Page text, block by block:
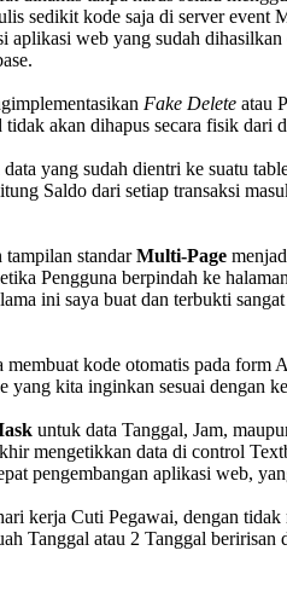
sedikit kode saja di server
aplikasi web yang sudah
Fake Delete atau
akan dihapus secara fisik dari
yang sudah dientri ke suatu
Saldo dari setiap transaksi
standarMulti-Page
Pengguna berpindah ke
ini saya buat dan terbukti
kode otomatis pada
kita inginkan sesuai dengan
untuk data Tanggal, Jam,
mengetikkan data di control
pengembangan aplikasi web,
kerja Cuti Pegawai, dengan
Tanggal atau 2 Tanggal